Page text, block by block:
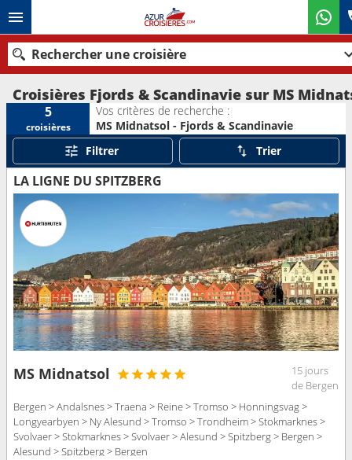
Rechercher une croisière
Nos destinations
Mois de départ
Ports Compagnies
Rechercher
Croisières Fjords & Scandinavie sur MS
5
croisières
Vos critères de recherche :
MS Midnatsol - Fjords & Scandinavie
Filtrer
Trier
LA LIGNE DU SPITZBERG
MS Midnatsol
15 jours
de Bergen
Bergen > Andalsnes > Traena > Reine > Tromso > Honningsvag >
Longyearbyen > Ny Alesund > Tromso > Trondheim > Stokmarknes >
Svolvaer > Stokmarknes > Svolvaer > Alesund > Spitzberg > Bergen >
Alesund > Spitzberg > Bergen